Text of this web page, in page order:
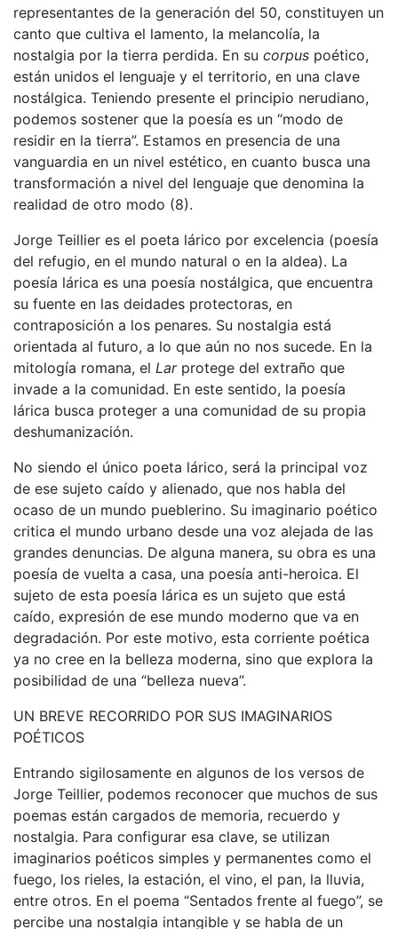
representantes de la generación del 50, constituyen un
canto que cultiva el lamento, la melancolía, la
nostalgia por la tierra perdida. En su corpus poético,
están unidos el lenguaje y el territorio, en una clave
nostálgica. Teniendo presente el principio nerudiano,
podemos sostener que la poesía es un “modo de
residir en la tierra”. Estamos en presencia de una
vanguardia en un nivel estético, en cuanto busca una
transformación a nivel del lenguaje que denomina la
realidad de otro modo (8).
Jorge Teillier es el poeta lárico por excelencia (poesía
del refugio, en el mundo natural o en la aldea). La
poesía lárica es una poesía nostálgica, que encuentra
su fuente en las deidades protectoras, en
contraposición a los penares. Su nostalgia está
orientada al futuro, a lo que aún no nos sucede. En la
mitología romana, el Larprotege del extraño que
invade a la comunidad. En este sentido, la poesía
lárica busca proteger a una comunidad de su propia
deshumanización.
No siendo el único poeta lárico, será la principal voz
de ese sujeto caído y alienado, que nos habla del
ocaso de un mundo pueblerino. Su imaginario poético
critica el mundo urbano desde una voz alejada de las
grandes denuncias. De alguna manera, su obra es una
poesía de vuelta a casa, una poesía anti-heroica. El
sujeto de esta poesía lárica es un sujeto que está
caído, expresión de ese mundo moderno que va en
degradación. Por este motivo, esta corriente poética
ya no cree en la belleza moderna, sino que explora la
posibilidad de una “belleza nueva”.
UN BREVE RECORRIDO POR SUS IMAGINARIOS
POÉTICOS
Entrando sigilosamente en algunos de los versos de
Jorge Teillier, podemos reconocer que muchos de sus
poemas están cargados de memoria, recuerdo y
nostalgia. Para configurar esa clave, se utilizan
imaginarios poéticos simples y permanentes como el
fuego, los rieles, la estación, el vino, el pan, la lluvia,
entre otros. En el poema “Sentados frente al fuego”, se
percibe una nostalgia intangible y se habla de un